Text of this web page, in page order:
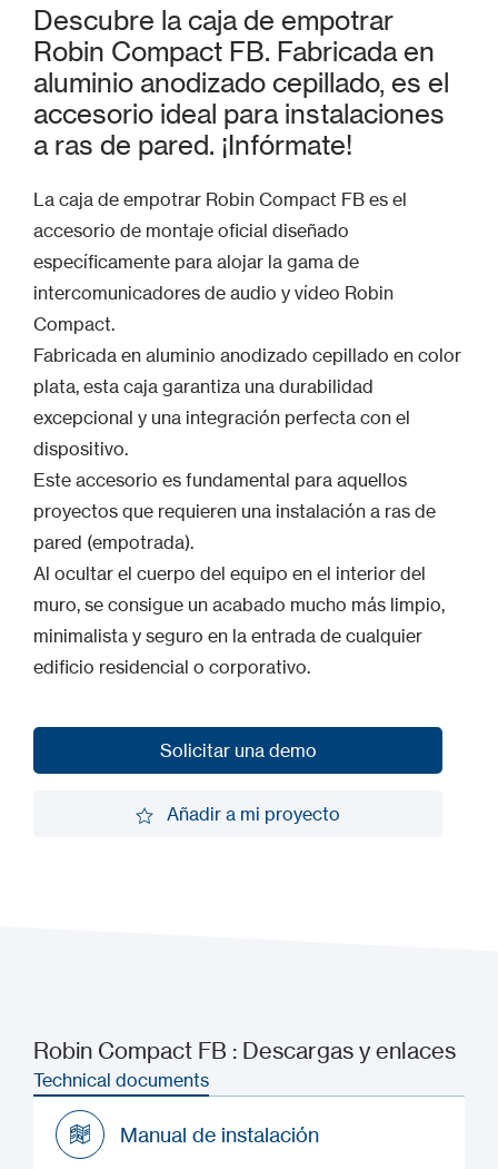
Descubre la caja de empotrar
Robin Compact FB. Fabricada en
aluminio anodizado cepillado, es el
accesorio ideal para instalaciones
a ras de pared. ¡Infórmate!
La caja de empotrar Robin Compact FB es el
accesorio de montaje oficial diseñado
específicamente para alojar la gama de
intercomunicadores de audio y vídeo Robin
Compact.
Fabricada en aluminio anodizado cepillado en color
plata, esta caja garantiza una durabilidad
excepcional y una integración perfecta con el
dispositivo.
Este accesorio es fundamental para aquellos
proyectos que requieren una instalación a ras de
pared (empotrada).
Al ocultar el cuerpo del equipo en el interior del
muro, se consigue un acabado mucho más limpio,
minimalista y seguro en la entrada de cualquier
edificio residencial o corporativo.
Solicitar una demo
Añadir a mi proyecto
Robin Compact FB : Descargas y enlaces
Technical documents
Manual de instalación